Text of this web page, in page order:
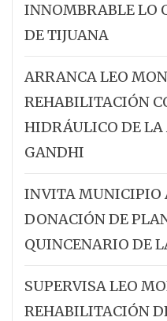
INNOMBRABLE LO
DE TIJUANA
ARRANCA LEO
REHABILITACIÓN
HIDRÁULICO DE
GANDHI
INVITA MUNICIPIO
DONACIÓN DE
QUINCENARIO DE
SUPERVISA LEO
REHABILITACIÓN